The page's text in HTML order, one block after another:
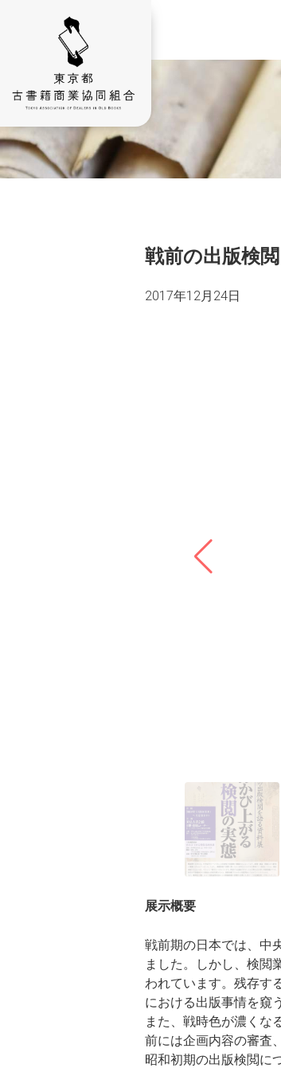
戦前の出版検
2017年12月24日
展示概要
戦前期の日本では、中
ました。しかし、検閲
われています。残存す
における出版事情を窺
また、戦時色が濃くな
前には企画内容の審査
昭和初期の出版検閲に